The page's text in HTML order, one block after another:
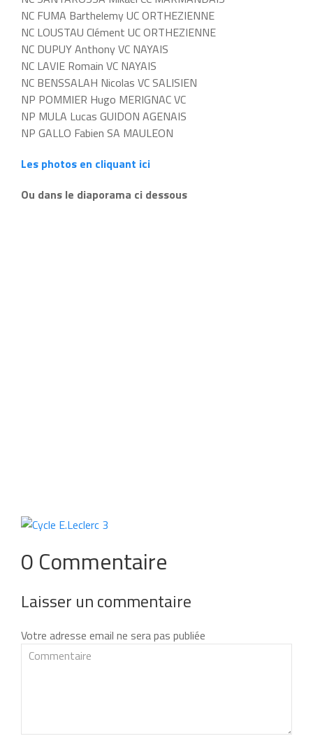
NC FUMA Barthelemy UC ORTHEZIENNE
NC LOUSTAU Clément UC ORTHEZIENNE
NC DUPUY Anthony VC NAYAIS
NC LAVIE Romain VC NAYAIS
NC BENSSALAH Nicolas VC SALISIEN
NP POMMIER Hugo MERIGNAC VC
NP MULA Lucas GUIDON AGENAIS
NP GALLO Fabien SA MAULEON
Les photos en cliquant ici
Ou dans le diaporama ci dessous
0 Commentaire
Laisser un commentaire
Votre adresse email ne sera pas publiée